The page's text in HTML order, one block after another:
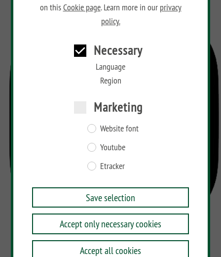
on thisCookie page. Learn more in our privacy
policy.
Necessary
Language
Region
Marketing
Website font
Youtube
Etracker
Save selection
Accept only necessary cookies
Accept all cookies